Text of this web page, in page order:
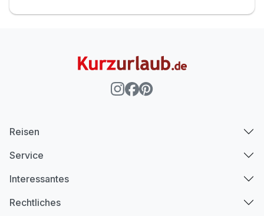
Reisen
Service
Interessantes
Rechtliches